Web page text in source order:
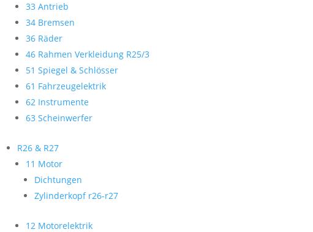
33 Antrieb
34 Bremsen
36 Räder
46 Rahmen Verkleidung R25/3
51 Spiegel & Schlösser
61 Fahrzeugelektrik
62 Instrumente
63 Scheinwerfer
R26 & R27
11 Motor
Dichtungen
Zylinderkopf r26-r27
12 Motorelektrik